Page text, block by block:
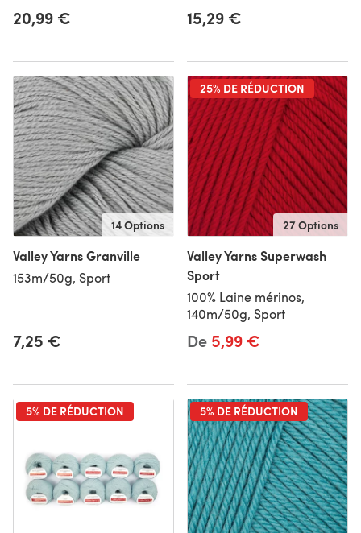
20,99 € 15,29 €
14 Options
Valley Yarns Granville
153m/50g, Sport
7,25 €
25% DE RÉDUCTION
27 Options
Valley Yarns Superwash
Sport
100% Laine mérinos,
140m/50g, Sport
De 5,99 €
5% DE RÉDUCTION 5% DE RÉDUCTION